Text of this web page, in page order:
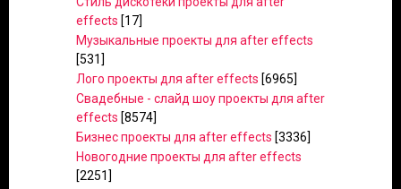
effects [17]
Музыкальные проекты для after effects
[531]
Лого проекты для after effects [6965]
Свадебные - слайд шоу проекты для after
effects [8574]
Бизнес проекты для after effects [3336]
Новогодние проекты для after effects
[2251]